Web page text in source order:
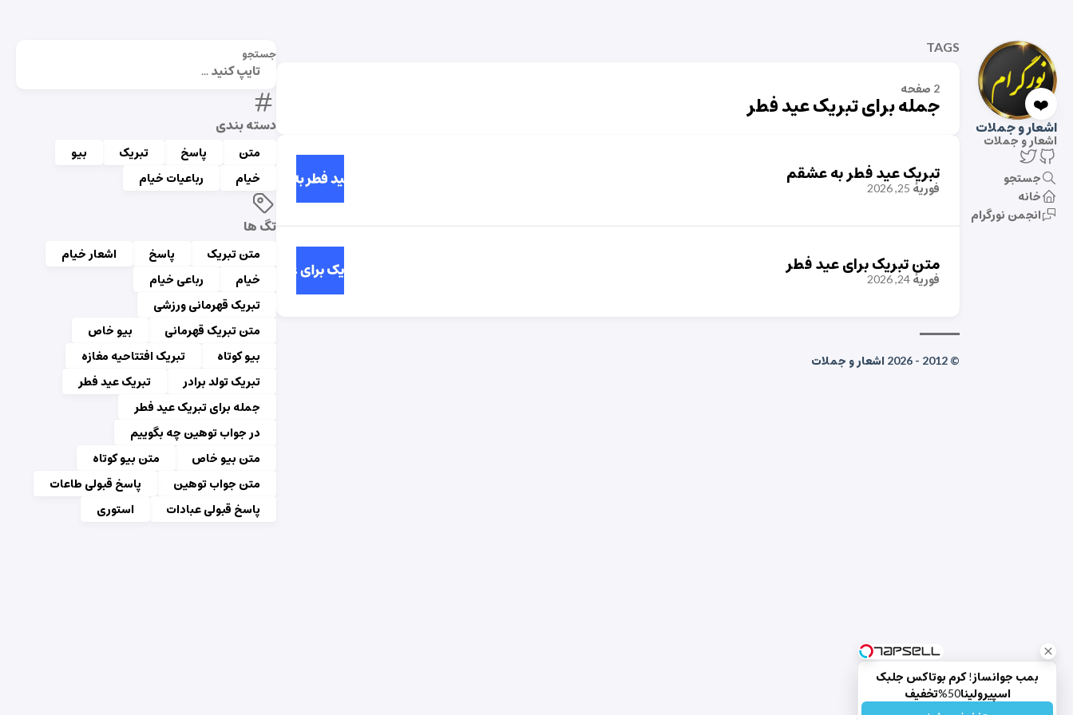
❤️
اشعار و جملات
اشعار و جملات
جستجو
خانه
انجمن نورگرام
جستجو
دسته بندی
متن پاسخ تبریک
بیو
خیام
رباعیات خیام
تگ ها
متن تبریک پاسخ
اشعار خیام
خیام
رباعی خیام
تبریک قهرمانی ورزشی
متن تبریک قهرمانی
بیو خاص
بیو کوتاه
تبریک افتتاحیه مغازه
تبریک تولد برادر
تبریک عید فطر
جمله برای تبریک عید فطر
در جواب توهین چه بگوییم
متن بیو خاص
متن بیو کوتاه
متن جواب توهین
پاسخ قبولی طاعات
پاسخ قبولی عبادات
استوری
TAGS
2 صفحه
جمله برای تبریک عید فطر
تبریک عید فطر به عشقم
فوریهٔ 25, 2026
متن تبریک برای عید فطر
فوریهٔ 24, 2026
© 2012 - 2026 اشعار و جملات
بمب جوانساز! کرم بوتاکس جلبک
اسپیرولینا50%تخفیف